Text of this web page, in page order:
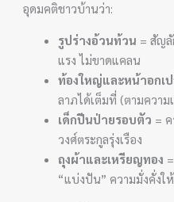
อุดมคติชาวบ้านว่า:
รูปร่างอ้วนท้วน = สัญ
แรง ไม่ขาดแคลน
ท้องใหญ่และหน้าอกเ
ลาภได้เต็มที่ (ตามความ
เด็กปีนป่ายรอบตัว =
วงศ์ตระกูลรุ่งเรือง
ถุงผ้าและเหรียญทอง
“แบ่งปัน” ความมั่งคั่งใ